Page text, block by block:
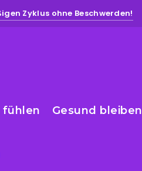
Zyklus ohne Beschwerden!
fühlen Gesund bleiben